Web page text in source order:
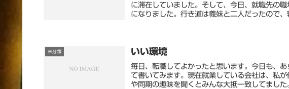
に滞在していました。そして、今日、就職先の
になりました。行き道は義妹と二人だったので、
未分類 いい環境
毎日、転職してよかったと思います。今日も、
て書いてみます。現在就業している会社は、私
や同期の趣味を聞くとみんな大抵一致してまし